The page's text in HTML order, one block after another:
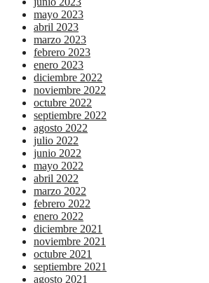
mayo 2023
abril 2023
marzo 2023
febrero 2023
enero 2023
diciembre 2022
noviembre 2022
octubre 2022
septiembre 2022
agosto 2022
julio 2022
junio 2022
mayo 2022
abril 2022
marzo 2022
febrero 2022
enero 2022
diciembre 2021
noviembre 2021
octubre 2021
septiembre 2021
agosto 2021